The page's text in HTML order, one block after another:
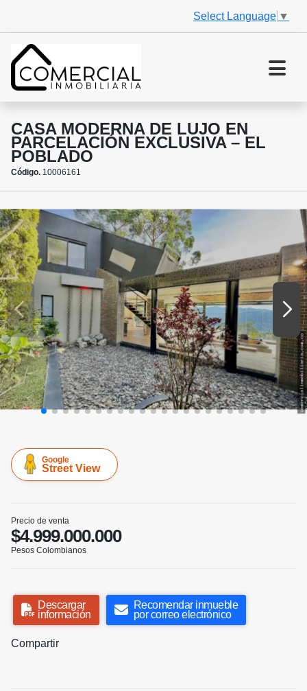
Select Language ▼
CASA MODERNA DE LUJO EN
PARCELACIÓN EXCLUSIVA – EL
POBLADO
Código. 10006161
Google
Street View
Precio de venta
$4.999.000.000
Pesos Colombianos
Descargar
información
Recomendar inmueble
por correo electrónico
Compartir